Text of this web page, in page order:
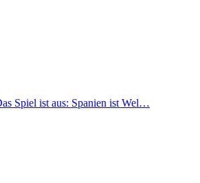
Spiel ist aus: Spanien ist Wel…